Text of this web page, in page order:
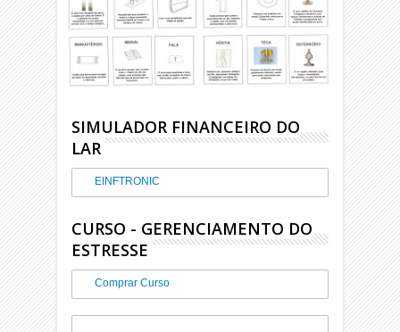
SIMULADOR FINANCEIRO DO
LAR
EINFTRONIC
CURSO - GERENCIAMENTO DO
ESTRESSE
Comprar Curso